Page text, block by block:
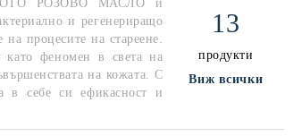
РОЗОВО МАСЛО и
и регенериращо
на процесите на стареене.
като феномен в света на
на кожата. С
в себе си ефикасност и
13
продукти
Виж всички